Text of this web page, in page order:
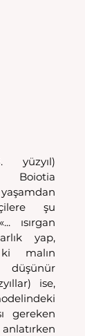
yüzyıl)
Boiotia
şu
ısırgan
yap,
malın
düşünür
ise,
gereken